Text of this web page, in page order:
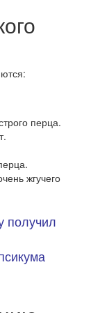
перца.
жгучего
получил